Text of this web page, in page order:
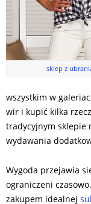
sklep z
wszystkim w
wir i kupić kilka
tradycyjnym sklepie
wydawania
Wygoda przejawia
ograniczeni
zakupem idealnej